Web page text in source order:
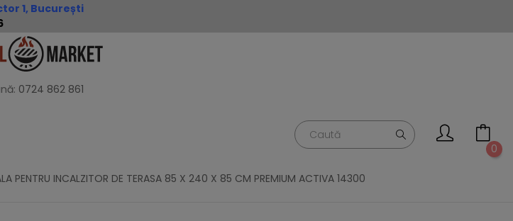
1, București
0724 862 861
0
PENTRU INCALZITOR DE TERASA 85 X 240 X 85 CM PREMIUM ACTIVA 14300